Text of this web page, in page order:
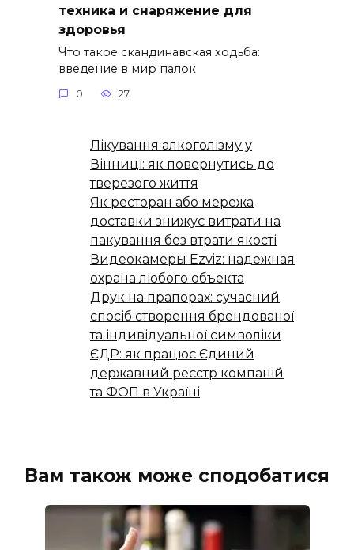
техника и снаряжение для
здоровья
Что такое скандинавская ходьба:
введение в мир палок
0 27
Лікування алкоголізму у
Вінниці: як повернутись до
тверезого життя
Як ресторан або мережа
доставки знижує витрати на
пакування без втрати якості
Видеокамеры Ezviz: надежная
охрана любого объекта
Друк на прапорах: сучасний
спосіб створення брендованої
та індивідуальної символіки
ЄДР: як працює Єдиний
державний реєстр компаній
та ФОП в Україні
Вам також може сподобатися